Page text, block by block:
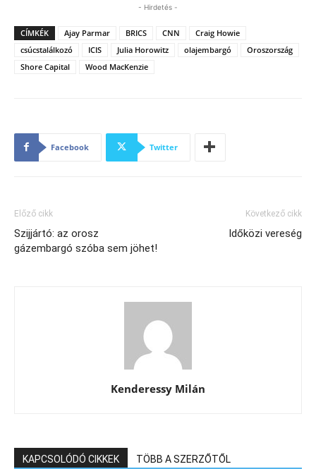
- Hirdetés -
CÍMKÉK Ajay Parmar BRICS CNN
Craig Howie
csúcstalálkozó
ICIS Julia Horowitz olajembargó
Oroszország
Shore Capital
Wood MacKenzie
Facebook Twitter
Előző cikk
Szijjártó: az orosz
gázembargó szóba sem jöhet!
Következő cikk
Időközi vereség
Kenderessy Milán
KAPCSOLÓDÓ CIKKEK TÖBB A SZERZŐTŐL